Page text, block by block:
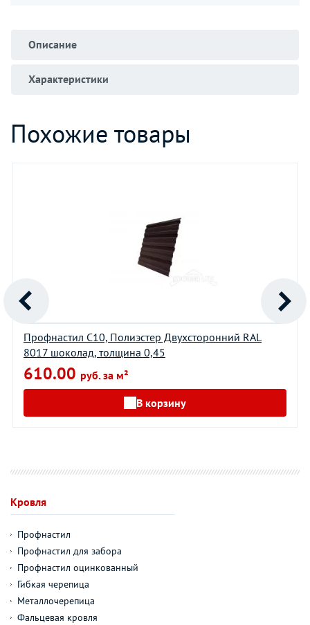
Описание
Характеристики
Похожие товары
Профнастил С10, Полиэстер Двухсторонний RAL
8017 шоколад, толщина 0,45
610.00 руб. за м²
В корзину
Кровля
Профнастил
Профнастил для забора
Профнастил оцинкованный
Гибкая черепица
Металлочерепица
Фальцевая кровля